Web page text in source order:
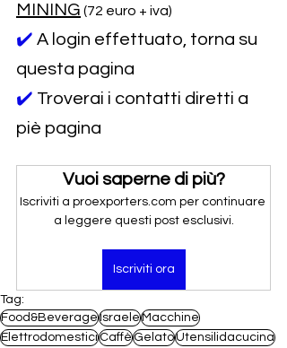
MINING (72 euro + iva)
✔️ A login effettuato, torna su
questa pagina
✔️ Troverai i contatti diretti a
piè pagina
Vuoi saperne di più?
Iscriviti a proexporters.com per continuare
a leggere questi post esclusivi.
Iscriviti ora
Tag:
Food&BeverageIsraeleMacchine
ElettrodomesticiCaffèGelatoUtensilidacucina